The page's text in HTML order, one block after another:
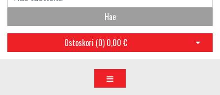
Hae
Ostoskori (0) 0,00 € Avaa